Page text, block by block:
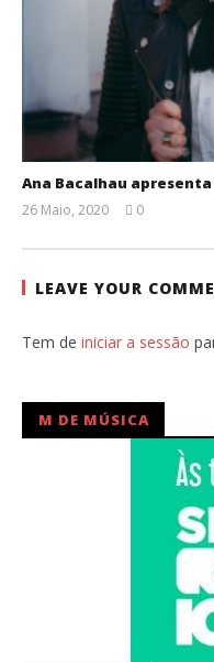
Ana Bacalhau apresenta
26 Maio, 2020
Ventura
0
LEAVE YOUR
Tem de iniciar a sessão
M DE MÚSICA